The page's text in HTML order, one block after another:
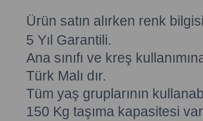
Ürün satın alırken renk
5 Yıl Garantili.
Ana sınıfı ve kreş
Türk Malı dır.
Tüm yaş gruplarının
150 Kg taşıma kapasitesi